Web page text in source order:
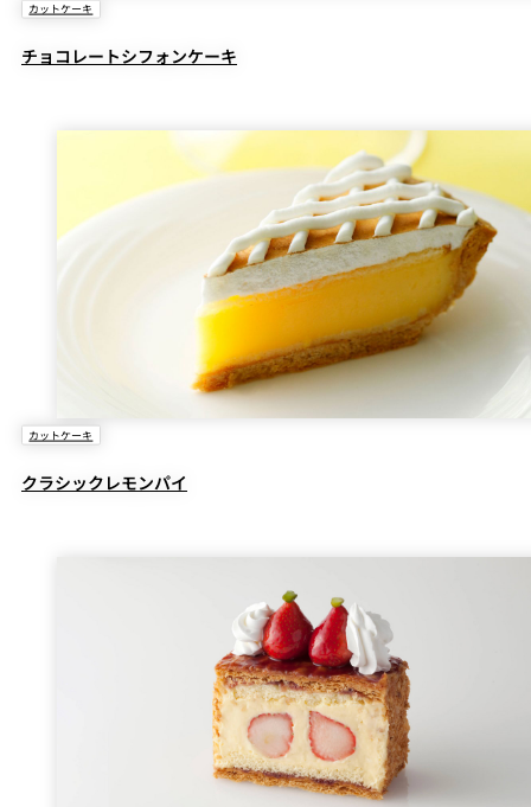
カットケーキ
チョコレートシフォンケーキ
カットケーキ
クラシックレモンパイ